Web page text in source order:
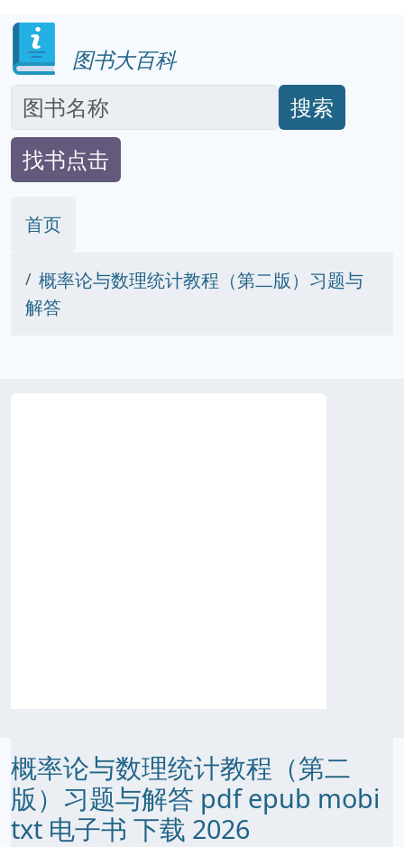
图书大百科
搜索
找书点击
首页
概率论与数理统计教程（第二版）习题与
解答
概率论与数理统计教程（第二
版）习题与解答 pdf epub mobi
txt 电子书 下载 2026